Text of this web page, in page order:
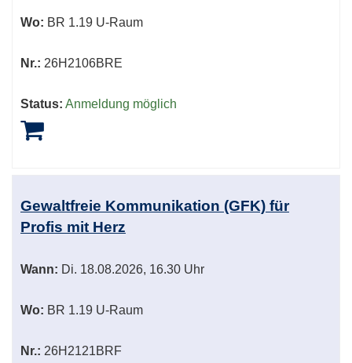
Wo: BR 1.19 U-Raum
Nr.: 26H2106BRE
Status: Anmeldung möglich
Gewaltfreie Kommunikation (GFK) für
Profis mit Herz
Wann: Di. 18.08.2026, 16.30 Uhr
Wo: BR 1.19 U-Raum
Nr.: 26H2121BRF